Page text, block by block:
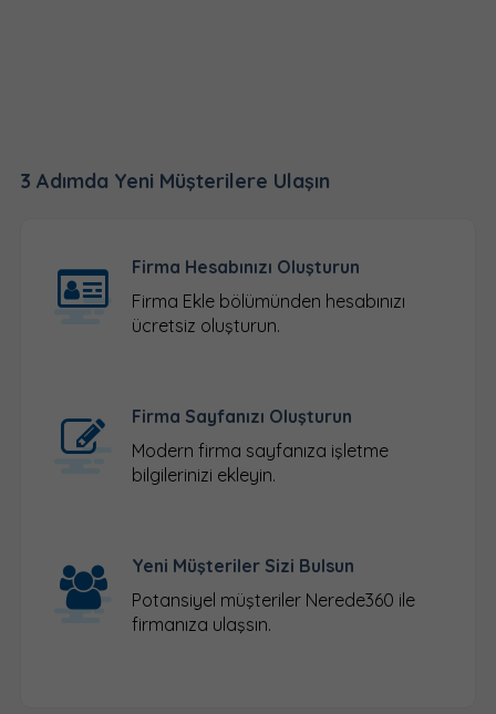
3 Adımda Yeni Müşterilere Ulaşın
Firma Hesabınızı Oluşturun
Firma Eklebölümünden hesabınızı
ücretsiz oluşturun.
Firma Sayfanızı Oluşturun
Modern firma sayfanıza işletme
bilgilerinizi ekleyin.
Yeni Müşteriler Sizi Bulsun
Potansiyel müşteriler Nerede360 ile
firmanıza ulaşsın.